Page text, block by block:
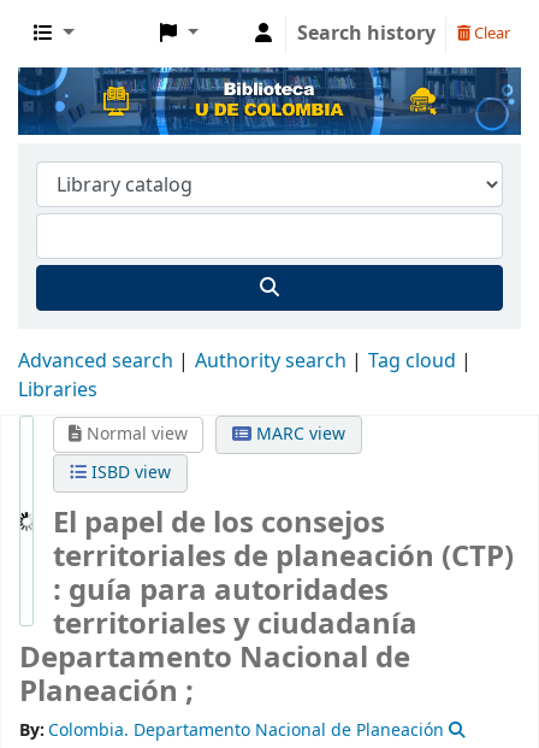
Search history Clear
Advanced search Authority search
Tag cloud
Libraries
Normal view
MARC view
ISBD view
El papel de los consejos
territoriales de planeación (CTP)
: guía para autoridades
territoriales y ciudadanía
Departamento Nacional de
Planeación ;
By:Colombia. Departamento Nacional de Planeación